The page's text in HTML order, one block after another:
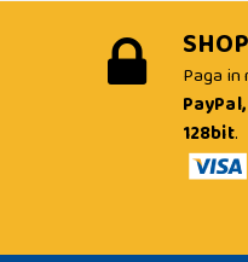
Paga in
128bit.